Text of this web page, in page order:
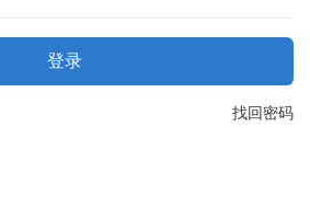
登录
找回密码